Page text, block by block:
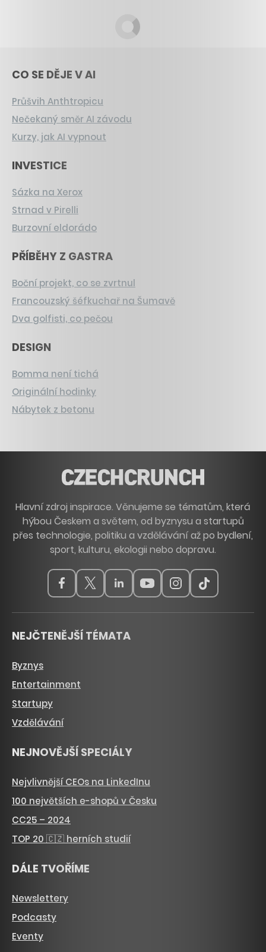
CO SE DĚJE V AI
Průšvih Anthtropicu
Nečekaný směr AI závodu
Kurzy, jak AI vypnout
INVESTICE
Sázka na Xerox
Strnad v Pirelli
Burzovní eldorádo
PŘÍBĚHY Z GASTRA
Boční projekt, co se zvrtnul
Francouzský šéfkuchař na Šumavě
Dva golfisti, co pečou
DESIGN
Bomma není tichá
Originální hodinky
Nábytek z betonu
Hlavní zdroj inspirace. Věnujeme se tématům, která
hýbou Českem a světem, od byznysu a startupů
přes technologie, politiku a vzdělávání až po bydlení,
sport, kulturu, ekologii nebo dopravu.
NEJČTENĚJŠÍ TÉMATA
Byznys
Entertainment
Startupy
Vzdělávání
NEJNOVĚJŠÍ SPECIÁLY
Nejvlivnější CEOs na LinkedInu
100 největších e-shopů v Česku
CC25 – 2024
TOP 20 🇨🇿 herních studií
DÁLE TVOŘÍME
Newslettery
Podcasty
Eventy